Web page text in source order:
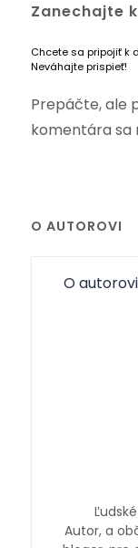
Zanechajte
Chcete sa pripojiť k
Neváhajte prispieť!
Prepáčte, ale
komentára sa
O AUTOROVI
O
Autor, a